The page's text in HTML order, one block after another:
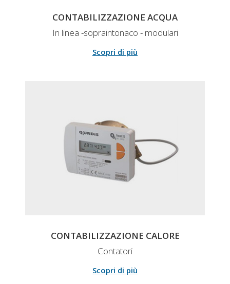
CONTABILIZZAZIONE ACQUA
In linea -sopraintonaco - modulari
Scopri di più
CONTABILIZZAZIONE CALORE
Contatori
Scopri di più